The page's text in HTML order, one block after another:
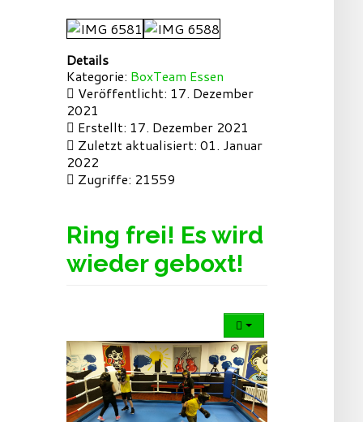
Details
Kategorie: BoxTeam Essen
Veröffentlicht: 17. Dezember
2021
Erstellt: 17. Dezember 2021
Zuletzt aktualisiert: 01. Januar
2022
Zugriffe: 21559
Ring frei! Es wird
wieder geboxt!